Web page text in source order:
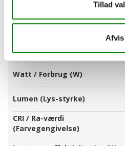
Tillad
Afvis
Driftspænding
Frekvens
Watt / Forbrug (W)
Lumen (Lys-styrke)
CRI / Ra-værdi
(Farvegengivelse)